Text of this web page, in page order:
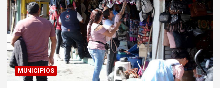
MUNICIPIOS